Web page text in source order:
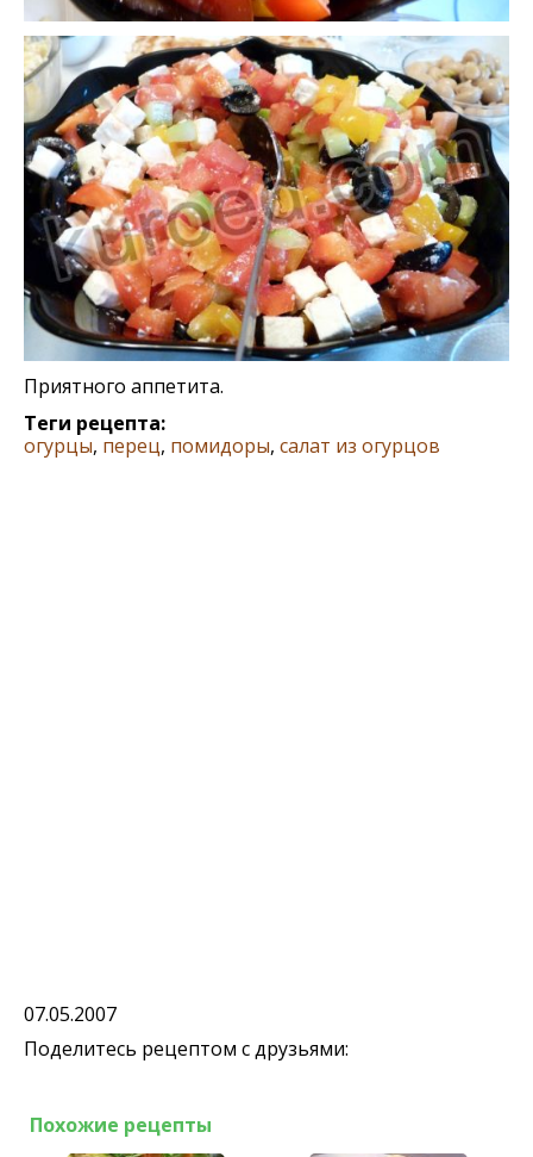
Приятного аппетита.
Теги рецепта:
огурцы, перец, помидоры, салат из огурцов
07.05.2007
Поделитесь рецептом с друзьями:
Похожие рецепты